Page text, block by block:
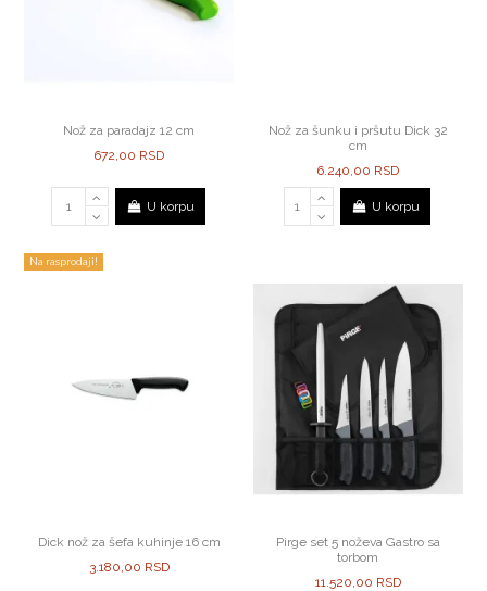
Nož za paradajz 12 cm
672,00 RSD
U korpu
Nož za šunku i pršutu Dick 32
cm
6.240,00 RSD
U korpu
Na rasprodaji!
Dick nož za šefa kuhinje 16 cm
3.180,00 RSD
Pirge set 5 noževa Gastro sa
torbom
11.520,00 RSD